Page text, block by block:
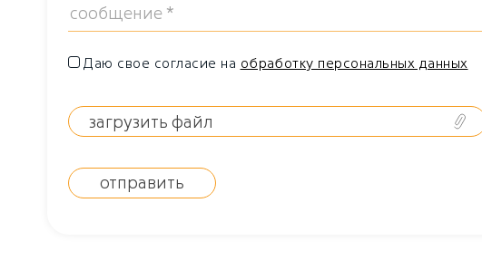
Даю свое согласие на обработку персональных данных
загрузить файл